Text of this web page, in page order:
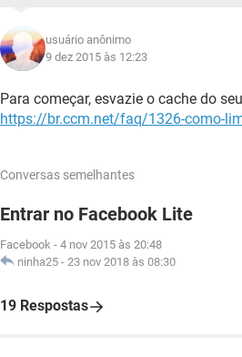
usuário anônimo
9 dez 2015 às 12:23
Para começar, esvazie o cache do
https://br.ccm.net/faq/1326-como-
Conversas semelhantes
Entrar no Facebook Lite
Facebook - 4 nov 2015 às 20:48
ninha25 - 23 nov 2018 às 08:30
19 Respostas